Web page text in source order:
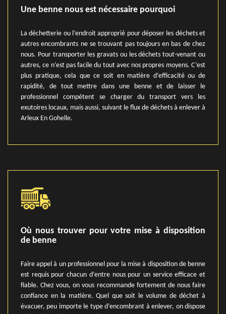
Une benne nous est nécessaire pourquoi
La déchetterie ou l’endroit approprié pour déposer les déchets et
autres encombrants ne se trouvant pas toujours en bas de chez
nous. Pour transporter les gravats ou les déchets tout-venant ou
autres, ce n’est pas facile du tout avec nos propres moyens. C’est
plus pratique, cela que ce soit en matière d’efficacité ou de
rapidité, de tout mettre dans une benne et de laisser le
professionnel compétent se charger du transport vers les
exutoires locaux, mais aussi, suivant le flux de déchets à enlever à
Arleux En Gohelle.
Où nous trouver pour votre mise à disposition
de benne
Faire appel à un professionnel pour la mise à disposition de benne
est requis pour chacun d’entre nous pour un service efficace et
fiable. Chez vous, on vous recommande fortement de nous faire
confiance en la matière. Quel que soit le volume de déchet à
évacuer, peu importe le type d’encombrant à enlever, on dispose